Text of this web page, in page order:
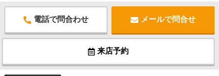
電話で問合わせ メールで問合せ
来店予約